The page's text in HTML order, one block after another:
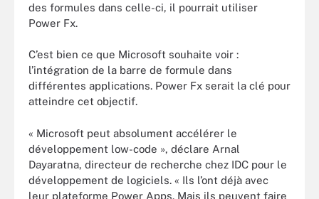
des formules dans celle-ci, il pourrait utiliser
Power Fx.
C’est bien ce que Microsoft souhaite voir :
l’intégration de la barre de formule dans
différentes applications. Power Fx serait la clé pour
atteindre cet objectif.
« Microsoft peut absolument accélérer le
développement low-code », déclare Arnal
Dayaratna, directeur de recherche chez IDC pour le
développement de logiciels. « Ils l’ont déjà avec
leur plateforme Power Apps. Mais ils peuvent faire